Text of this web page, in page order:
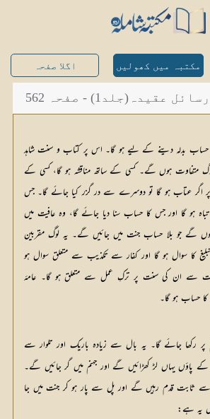
مکتبہ میں کھولیں اگلا صفحہ
- صفحہ 562
بدلہ دینے کے لیے ہو گا۔ اس پر کتاب و سنت شاہد
متفاوت ہوں گے۔ کسی کے ساتھ مناقشہ ہو گا، کسی کے
اگر عتاب ہو گا تو دوسرے سے در گزر کیا جائے گا۔ جس
ہو گا اور جس کا حساب سنا دیا جائے گا، وہ عافیت میں
گے جو بلا حساب جنت میں جائیں گے۔ یہ لوگ مقربین
تبلیغ کا سوال ہو گا اور کفار سے تکذیب سے متعلق سوال ہو
سے ان کی سنت پر ترکِ عمل سے متعلق ہو گا۔ عامۂ
حساب ہو گا۔
رکھا جائے گا۔ یہ بال سے زیادہ باریک اور تلوار سے
یہ ہے: